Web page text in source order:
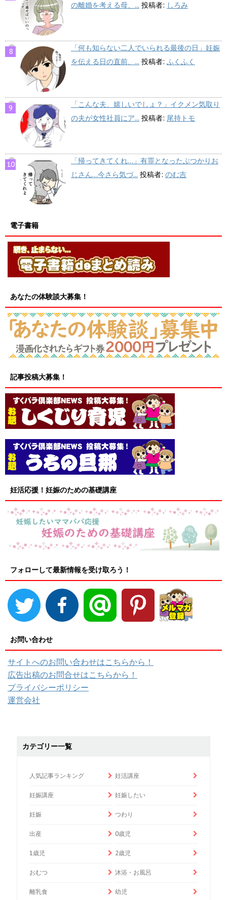
の離婚を考える母、... 投稿者: しろみ
「何も知らない二人でいられる最後の日」妊娠
を伝える日の直前、... 投稿者: ふくふく
「こんな夫、嬉しいでしょ？」イクメン気取り
の夫が女性社員にア... 投稿者: 尾持トモ
「帰ってきてくれ…」有罪となったぶつかりお
じさん…今さら気づ... 投稿者: のむ吉
電子書籍
あなたの体験談大募集！
記事投稿大募集！
妊活応援！妊娠のための基礎講座
フォローして最新情報を受け取ろう！
お問い合わせ
サイトへのお問い合わせはこちらから！
広告出稿のお問合せはこちらから！
プライバシーポリシー
運営会社
カテゴリー一覧
人気記事ランキング 妊活講座
妊娠講座 妊娠したい
妊娠 つわり
出産 0歳児
1歳児 2歳児
おむつ 沐浴・お風呂
離乳食 幼児